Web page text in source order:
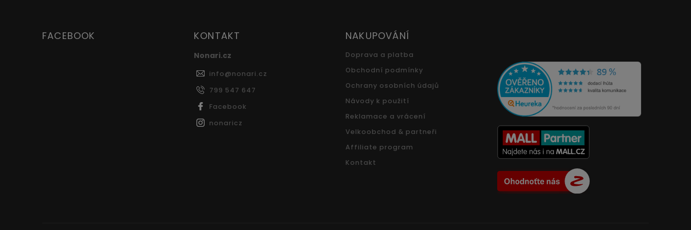
FACEBOOK KONTAKT
Nonari.cz
info@nonari.cz
799 547 647
Facebook
nonaricz
NAKUPOVÁNÍ
Doprava a platba
Obchodní podmínky
Ochrany osobních údajů
Návody k použití
Reklamace a vrácení
Velkoobchod & partneři
Affiliate program
Kontakt